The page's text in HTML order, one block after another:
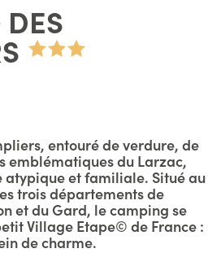
entouré de verdure, de
emblématiques du Larzac,
atypique et familiale. Situé au
trois départements de
et du Gard, le camping se
Village Etape© de France :
de charme.